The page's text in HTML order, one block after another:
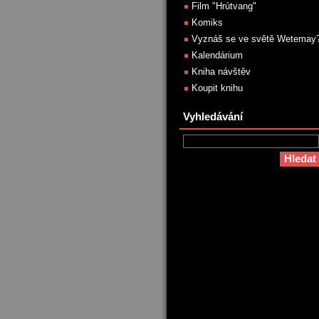
Film "Hrútvang"
Komiks
Vyznáš se ve světě
Kalendárium
Kniha návštěv
Koupit knihu
Vyhledávání